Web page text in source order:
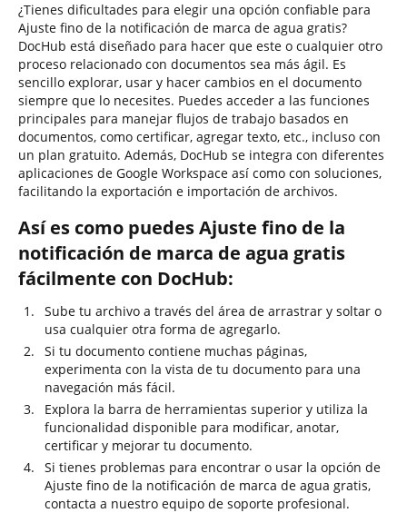
¿Tienes dificultades para elegir una opción confiable para
Ajuste fino de la notificación de marca de agua gratis?
DocHub está diseñado para hacer que este o cualquier otro
proceso relacionado con documentos sea más ágil. Es
sencillo explorar, usar y hacer cambios en el documento
siempre que lo necesites. Puedes acceder a las funciones
principales para manejar flujos de trabajo basados en
documentos, como certificar, agregar texto, etc., incluso con
un plan gratuito. Además, DocHub se integra con diferentes
aplicaciones de Google Workspace así como con soluciones,
facilitando la exportación e importación de archivos.
Así es como puedes Ajuste fino de la
notificación de marca de agua gratis
fácilmente con DocHub:
Sube tu archivo a través del área de arrastrar y soltar o
usa cualquier otra forma de agregarlo.
Si tu documento contiene muchas páginas,
experimenta con la vista de tu documento para una
navegación más fácil.
Explora la barra de herramientas superior y utiliza la
funcionalidad disponible para modificar, anotar,
certificar y mejorar tu documento.
Si tienes problemas para encontrar o usar la opción de
Ajuste fino de la notificación de marca de agua gratis,
contacta a nuestro equipo de soporte profesional.